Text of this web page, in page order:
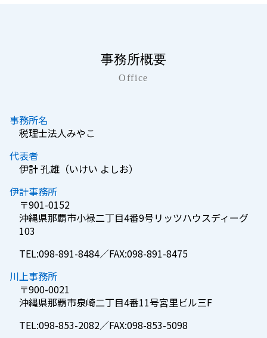
事務所概要
Office
事務所名
税理士法人みやこ
代表者
伊計 孔雄（いけい よしお）
伊計事務所
〒901-0152
沖縄県那覇市小禄二丁目4番9号リッツハウスディーグ
103
TEL:098-891-8484／FAX:098-891-8475
川上事務所
〒900-0021
沖縄県那覇市泉崎二丁目4番11号宮里ビル三F
TEL:098-853-2082／FAX:098-853-5098